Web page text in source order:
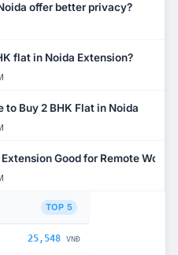
offer better privacy?
flat in Noida Extension?
Buy 2 BHK Flat in Noida
Good for Remote Work?
TOP 5
25,548 VNĐ